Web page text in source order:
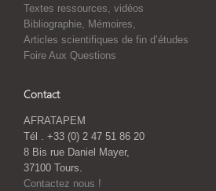
Textes ressources, vidéos
Bibliographie, Mémoires,
Articles scientifiques de fin d’études
Foire Aux Questions
Contact
AFRATAPEM
Tél . +33 (0) 2 47 51 86 20
8 Bis rue Daniel Mayer,
37100 Tours.
Contactez nous !